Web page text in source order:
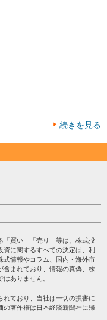
続きを見る
「買い」「売り」等は、株式投
資に関するすべての決定は、利
式情報やコラム、国内・海外市
含まれており、情報の真偽、株
ありません。
れており、当社は一切の損害に
の著作権は日本経済新聞社に帰